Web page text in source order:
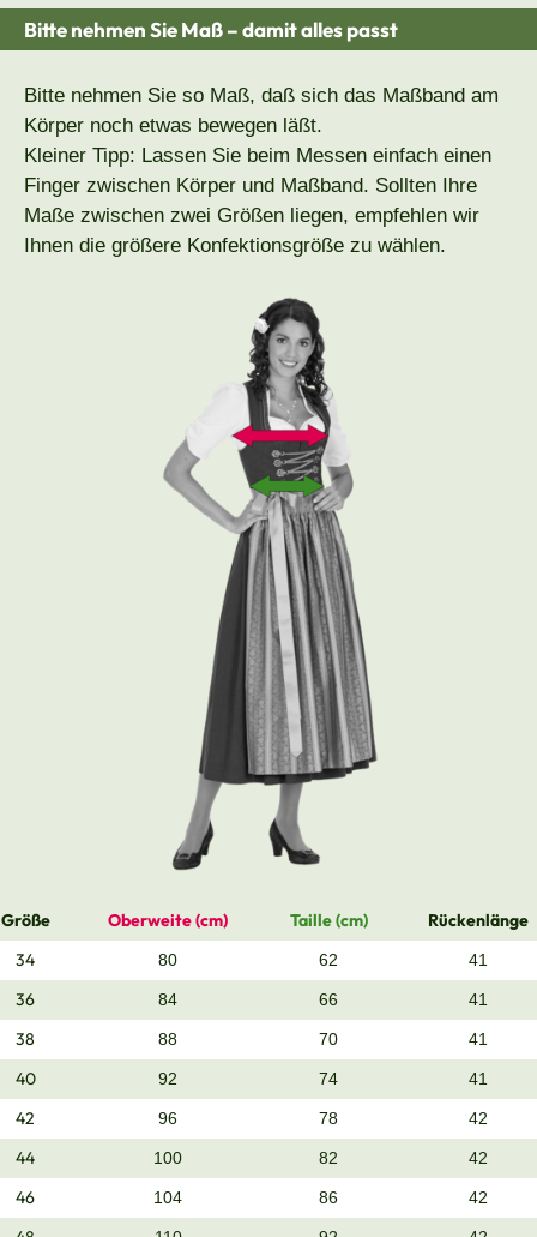
Bitte nehmen Sie Maß – damit alles passt
Bitte nehmen Sie so Maß, daß sich das Maßband am
Körper noch etwas bewegen läßt.
Kleiner Tipp: Lassen Sie beim Messen einfach einen
Finger zwischen Körper und Maßband. Sollten Ihre
Maße zwischen zwei Größen liegen, empfehlen wir
Ihnen die größere Konfektionsgröße zu wählen.
Größe Oberweite (cm) Taille (cm)
Rückenlänge
34
80 62 41
36 84 66 41
38 88 70 41
40 92 74 41
42 96 78 42
44 100 82 42
46 104 86 42